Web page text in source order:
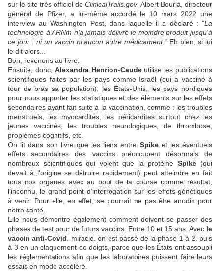
sur le site très officiel de ClinicalTrails.gov, Albert Bourla, directeur
général de Pfizer, a lui-même accordé le 10 mars 2022 une
interview au Washington Post, dans laquelle il a déclaré : "La
technologie à ARNm n'a jamais délivré le moindre produit jusqu'à
ce jour : ni un vaccin ni aucun autre médicament." Eh bien, si lui
le dit alors...
Bon, revenons au livre.
Ensuite, donc, Alexandra Henrion-Caudeutilise les publications
scientifiques faites par les pays comme Israël (qui a vacciné à
tour de bras sa population), les États-Unis, les pays nordiques
pour nous apporter les statistiques et des éléments sur les effets
secondaires ayant fait suite à la vaccination, comme : les troubles
menstruels, les myocardites, les péricardites surtout chez les
jeunes vaccinés, les troubles neurologiques, de thrombose,
problèmes cognitifs, etc.
On lit dans son livre que les liens entre Spikeet les éventuels
effets secondaires des vaccins préoccupent désormais de
nombreux scientifiques qui voient que la protéine Spike(qui
devait à l'origine se détruire rapidement) peut atteindre en fait
tous nos organes avec au bout de la course comme résultat,
l'inconnu, le grand point d’interrogation sur les effets génétiques
à venir. Pour elle, en effet, se pourrait ne pas être anodin pour
notre santé.
Elle nous démontre également comment doivent se passer des
phases de test pour de futurs vaccins. Entre 10 et 15 ans. Avec le
vaccin anti-Covid , miracle, on est passé de la phase 1 à 2, puis
à 3 en un claquement de doigts, parce que les États ont assoupli
les réglementations afin que les laboratoires puissent faire leurs
essais en mode accéléré.